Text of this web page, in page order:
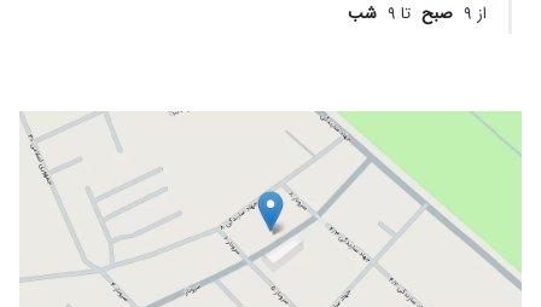
از ۹
صبح تا ۹ شب